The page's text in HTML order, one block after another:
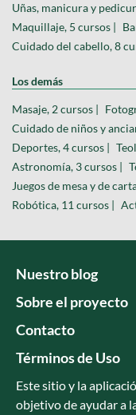
Uñas, manicura y
Maquillaje, 5 cursos |
Cuidado del cabello, 8
Los demás
Masaje, 2 cursos |
Cuidado de niños y
Deportes, 4 cursos |
Astronomía, 3 cursos |
Juegos de mesa y de
Robótica, 11 cursos |
Nuestro blog
Sobre el proyecto
Contacto
Términos de Uso
Este sitio y la
objetivo de ayudar a